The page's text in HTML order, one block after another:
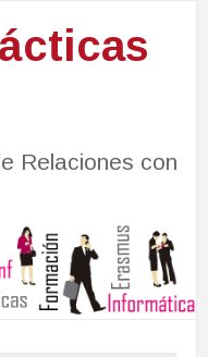
Relaciones con